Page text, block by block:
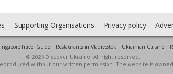
Supporting Organisations Privacy policy
Travel Guide| Restaurants in Vladivostok | Ukrainian Cuisine|
© 2026 Discover Ukraine. All right reserved.
without our written permission. The website is owned